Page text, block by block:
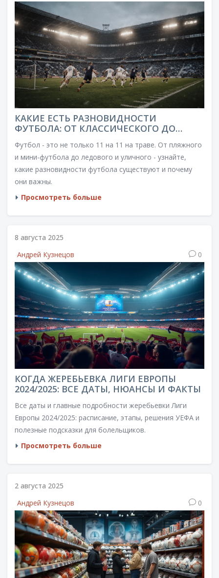
КАКИЕ ЕСТЬ РАЗНОВИДНОСТИ
ФУТБОЛА: ОТ КЛАССИЧЕСКОГО ДО
Футбол - это не только 11 на 11 на траве. От пляжного
и мини-футбола до ледового и уличного - узнайте,
какие разновидности футбола существуют и почему
они важны.
Просмотреть больше
8 августа 2025
Андрей Кузнецов
0
КОГДА ЖЕРЕБЬЕВКА ЛИГИ ЕВРОПЫ
2024/2025: ВСЕ ДАТЫ, НЮАНСЫ И ФАКТЫ
Все даты и главные подробности жеребьевки Лиги
Европы 2024/2025: расписание, этапы, решения УЕФА и
полезные подсказки для болельщиков.
Просмотреть больше
2 августа 2025
Андрей Кузнецов
0